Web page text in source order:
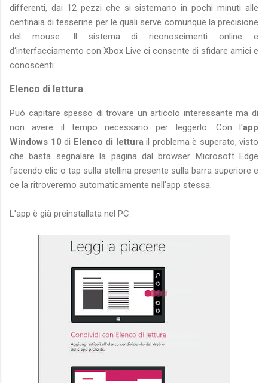
differenti, dai 12 pezzi che si sistemano in pochi minuti alle
centinaia di tesserine per le quali serve comunque la precisione
del mouse. Il sistema di riconoscimenti online e
d‘interfacciamento con Xbox Live ci consente di sfidare amici e
conoscenti.
Elenco di lettura
Può capitare spesso di trovare un articolo interessante ma di
non avere il tempo necessario per leggerlo. Con l'app
Windows 10 di Elenco di letturail problema è superato, visto
che basta segnalare la pagina dal browser Microsoft Edge
facendo clic o tap sulla stellina presente sulla barra superiore e
ce la ritroveremo automaticamente nell'app stessa.
L'app è già preinstallata nel PC.